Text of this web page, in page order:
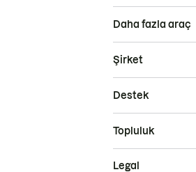
Daha fazla araç
Şirket
Destek
Topluluk
Legal